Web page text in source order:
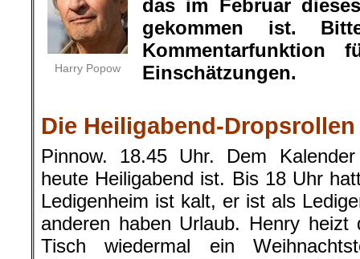
Harry Popow
das im Februar
gekommen ist.
Einschätzungen.
Die Heiligabend-Dropsrollen
Pinnow. 18.45 Uhr. Dem
heute Heiligabend ist. Bis 18 Uhr
Ledigenheim ist kalt, er ist als
anderen haben Urlaub. Henry
Tisch wiedermal ein